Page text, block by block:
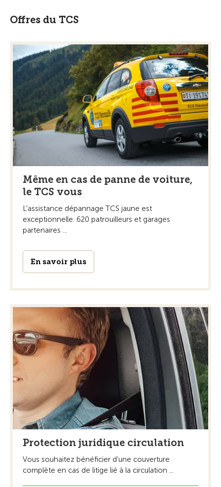
Offres du TCS
Même en cas de panne de voiture,
le TCS vous
L’assistance dépannage TCS jaune est
exceptionnelle. 620 patrouilleurs et garages
partenaires ...
En savoir plus
Protection juridique circulation
Vous souhaitez bénéficier d’une couverture
complète en cas de litige lié à la circulation ...